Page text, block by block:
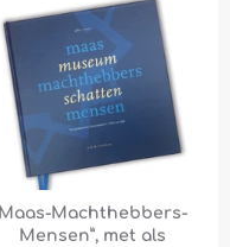
Maas-Machthebbers-
Mensen”, met als